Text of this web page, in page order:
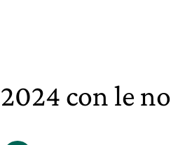
con le